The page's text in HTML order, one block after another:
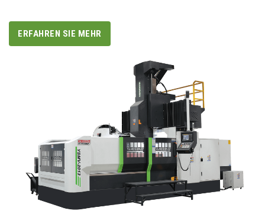
ERFAHREN SIE MEHR